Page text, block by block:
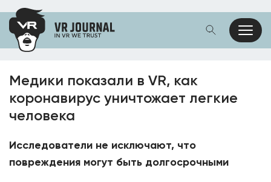
Медики показали в VR, как
коронавирус уничтожает легкие
человека
Исследователи не исключают, что
повреждения могут быть долгосрочными